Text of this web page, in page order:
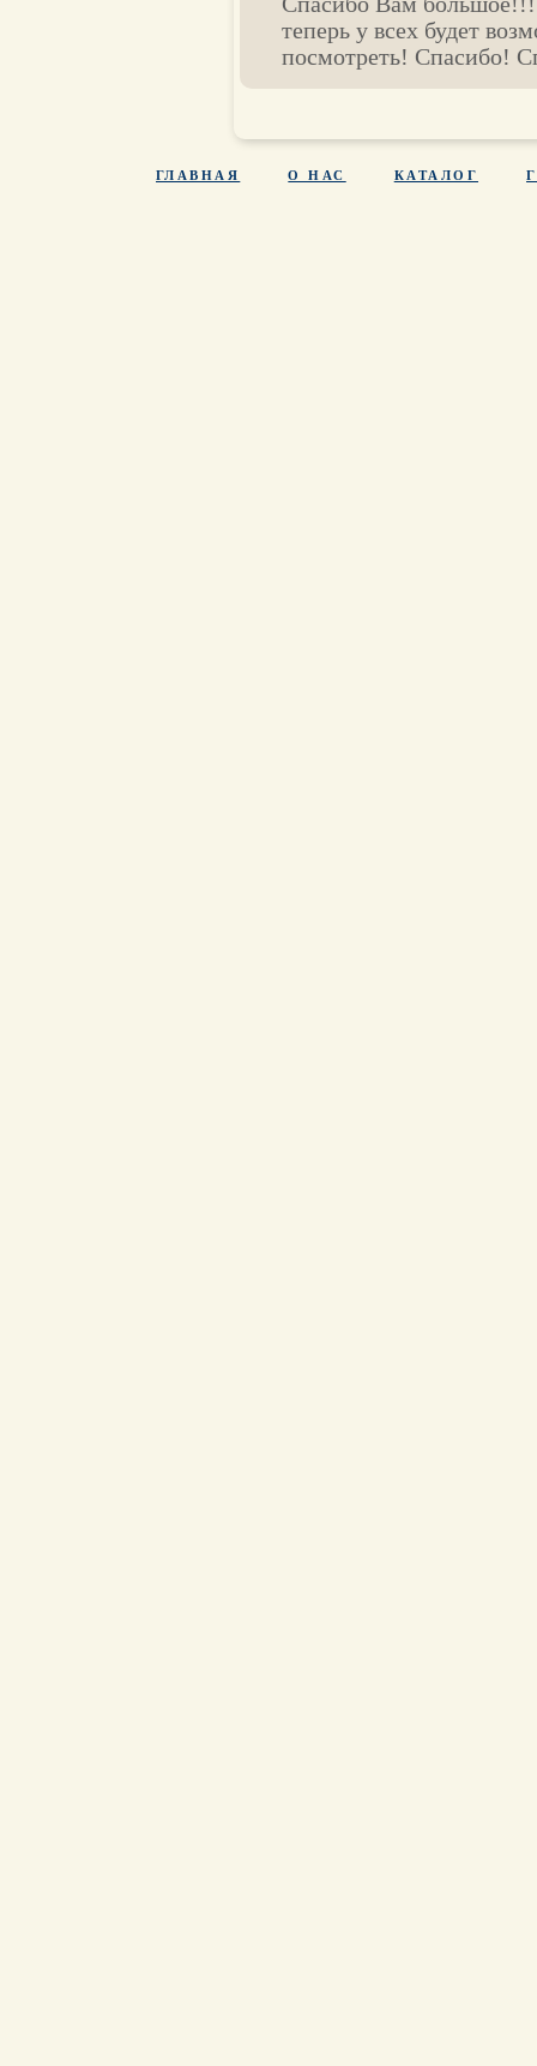
теперь у всех будет
посмотреть! Спасибо!
ГЛАВНАЯ О НАС КАТАЛОГ